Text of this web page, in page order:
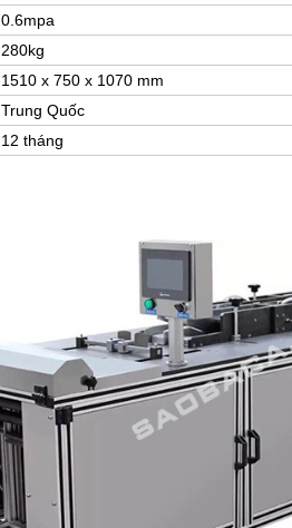
0.6mpa
280kg
1510 x 750 x 1070 mm
Trung Quốc
12 tháng